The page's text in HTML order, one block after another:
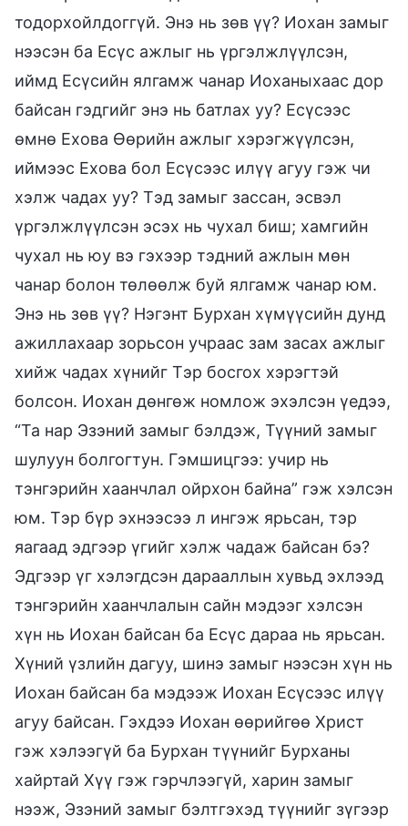
тодорхойлдоггүй. Энэ нь зөв үү? Иохан замыг
нээсэн ба Есүс ажлыг нь үргэлжлүүлсэн,
иймд Есүсийн ялгамж чанар Иоханыхаас дор
байсан гэдгийг энэ нь батлах уу? Есүсээс
өмнө Ехова Өөрийн ажлыг хэрэгжүүлсэн,
иймээс Ехова бол Есүсээс илүү агуу гэж чи
хэлж чадах уу? Тэд замыг зассан, эсвэл
үргэлжлүүлсэн эсэх нь чухал биш; хамгийн
чухал нь юу вэ гэхээр тэдний ажлын мөн
чанар болон төлөөлж буй ялгамж чанар юм.
Энэ нь зөв үү? Нэгэнт Бурхан хүмүүсийн дунд
ажиллахаар зорьсон учраас зам засах ажлыг
хийж чадах хүнийг Тэр босгох хэрэгтэй
болсон. Иохан дөнгөж номлож эхэлсэн үедээ,
“Та нар Эзэний замыг бэлдэж, Түүний замыг
шулуун болгогтун. Гэмшицгээ: учир нь
тэнгэрийн хаанчлал ойрхон байна” гэж хэлсэн
юм. Тэр бүр эхнээсээ л ингэж ярьсан, тэр
яагаад эдгээр үгийг хэлж чадаж байсан бэ?
Эдгээр үг хэлэгдсэн дарааллын хувьд эхлээд
тэнгэрийн хаанчлалын сайн мэдээг хэлсэн
хүн нь Иохан байсан ба Есүс дараа нь ярьсан.
Хүний үзлийн дагуу, шинэ замыг нээсэн хүн нь
Иохан байсан ба мэдээж Иохан Есүсээс илүү
агуу байсан. Гэхдээ Иохан өөрийгөө Христ
гэж хэлээгүй ба Бурхан түүнийг Бурханы
хайртай Хүү гэж гэрчлээгүй, харин замыг
нээж, Эзэний замыг бэлтгэхэд түүнийг зүгээр